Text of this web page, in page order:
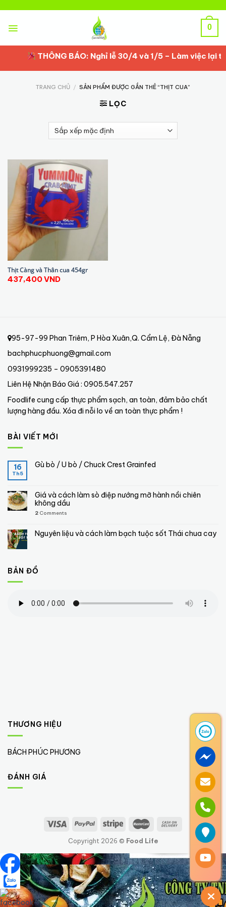
content
0
THÔNG BÁO: Nghỉ lễ 30/4 và 1/5 – Làm việc lại
TRANG CHỦ / SẢN PHẨM ĐƯỢC GẮN THẺ “THỊT CUA”
LỌC
Thịt Càng và Thân cua 454gr
437,400VND
95-97-99 Phan Triêm, P Hòa Xuân,Q. Cẩm Lệ, Đà Nẵng
bachphucphuong@gmail.com
0931999235 – 0905391480
Liên Hệ Nhận Báo Giá : 0905.547.257
Foodlife cung cấp thực phẩm sạch, an toàn, đảm bảo chất
lượng hàng đầu. Xóa đi nỗi lo về an toàn thực phẩm !
BÀI VIẾT MỚI
16
Th5
Gù bò / U bò / Chuck Crest Grainfed
Giá và cách làm sò điệp nướng mỡ hành nồi chiên
không dầu
2 Comments
Nguyên liệu và cách làm bạch tuộc sốt Thái chua cay
BẢN ĐỒ
THƯƠNG HIỆU
BÁCH PHÚC PHƯƠNG (1)
ĐÁNH GIÁ
Copyright 2026 © Food Life